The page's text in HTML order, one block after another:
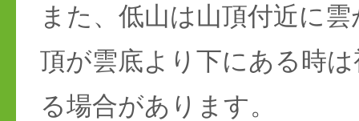
また、低山は山頂付近に
頂が雲底より下にある時
る場合があります。